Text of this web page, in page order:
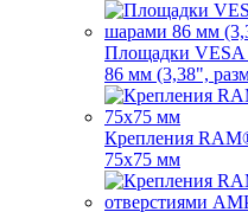
Площадки VESA
86 мм (3,38",
Крепления
75x75 мм